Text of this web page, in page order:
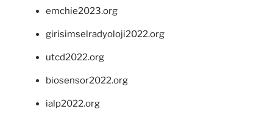
emchie2023.org
girisimselradyoloji2022.org
utcd2022.org
biosensor2022.org
ialp2022.org